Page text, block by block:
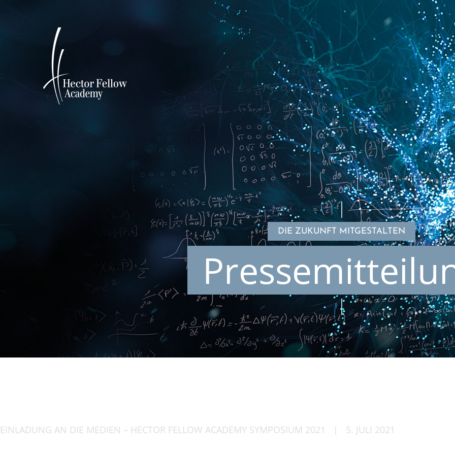
DIE ZUKUNFT MITGESTALTEN
EINLA­DUNG AN DIE MEDIEN – HECTOR FELLOW ACADEMY SYMPO­SIUM 2021 5. JULI 2021